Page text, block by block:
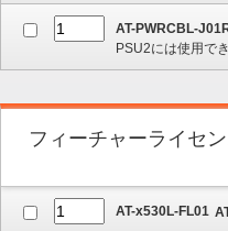
AT-PWRCBL-
PSU2には使用で
フィーチャーライセ
AT-x530L-FL01